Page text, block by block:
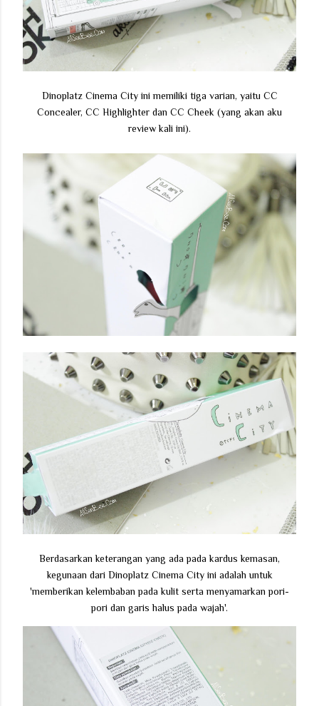
Dinoplatz Cinema City ini memiliki tiga varian, yaitu CC
Concealer, CC Highlighter dan CC Cheek (yang akan aku
review kali ini).
Berdasarkan keterangan yang ada pada kardus kemasan,
kegunaan dari Dinoplatz Cinema City ini adalah untuk
'memberikan kelembaban pada kulit serta menyamarkan pori-
pori dan garis halus pada wajah'.